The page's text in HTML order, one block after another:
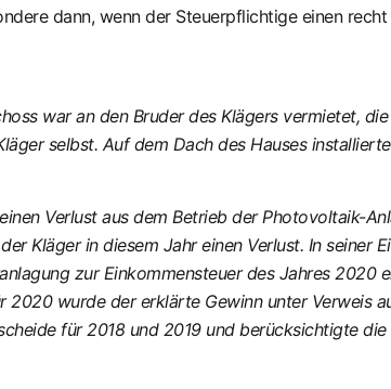
dann, wenn der Steuerpflichtige einen
war an den Bruder des Klägers vermietet,
selbst. Auf dem Dach des Hauses
Verlust aus dem Betrieb der Photovoltaik-
Kläger in diesem Jahr einen Verlust. In seiner
zur Einkommensteuer des Jahres
wurde der erklärte Gewinn unter Verweis
für 2018 und 2019 und berücksichtigte